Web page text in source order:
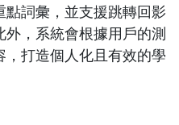
詞彙，並支援跳轉回影
外，系統會根據用戶的測
打造個人化且有效的學